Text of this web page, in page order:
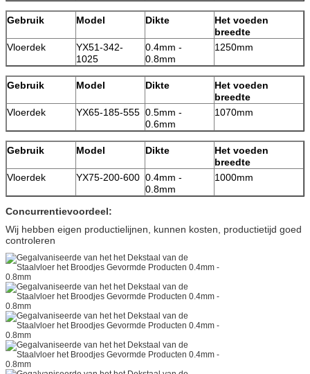
Gebruik Model Dikte
Het voeden
breedte
Vloerdek
YX51-342-
1025
0.4mm -
0.8mm
1250mm
Gebruik Model Dikte
Het voeden
breedte
Vloerdek
YX65-185-555 0.5mm -
0.6mm
1070mm
Gebruik Model Dikte
Het voeden
breedte
Vloerdek
YX75-200-600 0.4mm -
0.8mm
1000mm
Concurrentievoordeel:
Wij hebben eigen productielijnen, kunnen kosten, productietijd goed
controleren